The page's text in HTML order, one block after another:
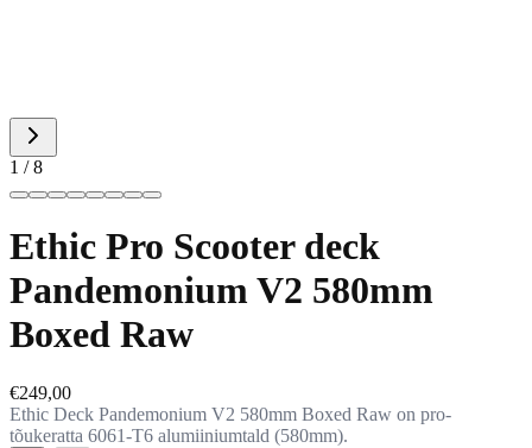
1 / 8
Ethic Pro Scooter deck
Pandemonium V2 580mm
Boxed Raw
€249,00
Ethic Deck Pandemonium V2 580mm Boxed Raw on pro-
tõukeratta 6061-T6 alumiiniumtald (580mm).